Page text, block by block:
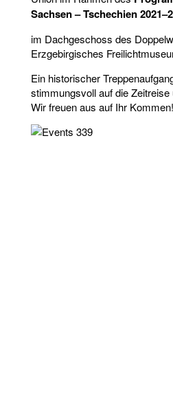
Sachsen – Tschechien
im Dachgeschoss des
Erzgebirgisches
Ein historischer
stimmungsvoll auf die
Wir freuen aus auf Ihr Kommen!